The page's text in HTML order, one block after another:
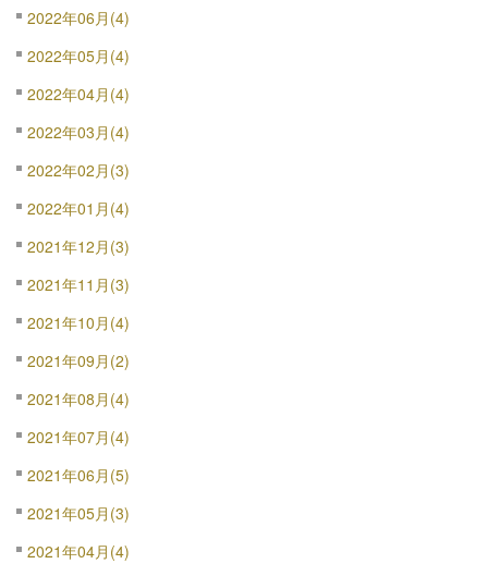
2022年06月(4)
2022年05月(4)
2022年04月(4)
2022年03月(4)
2022年02月(3)
2022年01月(4)
2021年12月(3)
2021年11月(3)
2021年10月(4)
2021年09月(2)
2021年08月(4)
2021年07月(4)
2021年06月(5)
2021年05月(3)
2021年04月(4)